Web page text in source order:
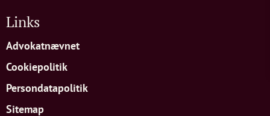
Links
Advokatnævnet
Cookiepolitik
Persondatapolitik
Sitemap